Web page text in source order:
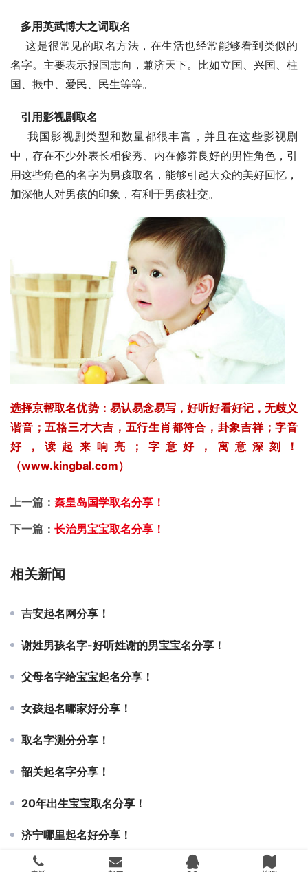
多用英武博大之词取名
名字。主要表示报国志向，兼济天下。比如立国、兴国、柱
国、振中、爱民、民生等等。
引用影视剧取名
中，存在不少外表长相俊秀、内在修养良好的男性角色，引
用这些角色的名字为男孩取名，能够引起大众的美好回忆，
加深他人对男孩的印象，有利于男孩社交。
选择京帮取名优势：易认易念易写，好听好看好记，无歧义
谐音；五格三才大吉，五行生肖都符合，卦象吉祥；字音
好，读起来响亮；字意好，寓意深刻！
（www.kingbal.com）
上一篇： 秦皇岛国学取名分享！
下一篇： 长治男宝宝取名分享！
相关新闻
吉安起名网分享！
谢姓男孩名字-好听姓谢的男宝宝名分享！
父母名字给宝宝起名分享！
女孩起名哪家好分享！
取名字测分分享！
韶关起名字分享！
20年出生宝宝取名分享！
济宁哪里起名好分享！
哪里可以取名分享！